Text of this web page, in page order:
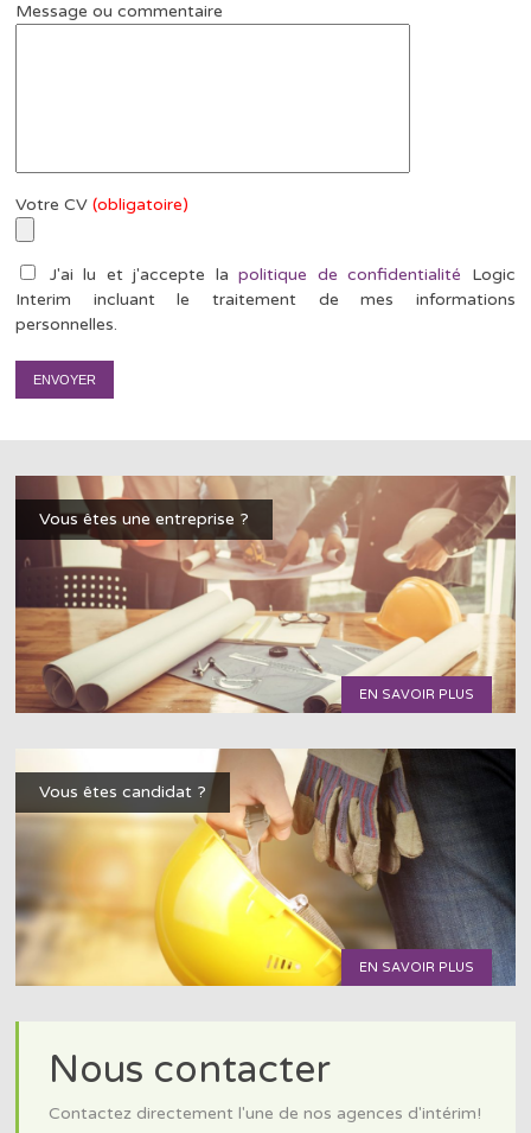
Message ou commentaire
Votre CV(obligatoire)
J'ai lu et j'accepte lapolitique de confidentialité Logic
Interim incluant le traitement de mes informations
personnelles.
Vous êtes une entreprise ?
EN SAVOIR PLUS
Vous êtes candidat ?
EN SAVOIR PLUS
Nous contacter
Contactez directement l'une de nos agences d'intérim!